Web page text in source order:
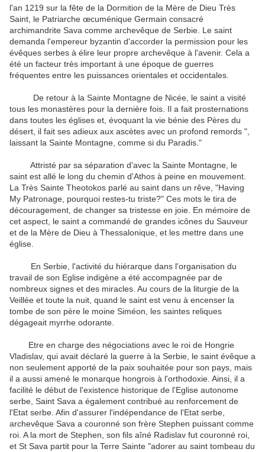
l'an 1219 sur la fête de la Dormition de la Mère de Dieu Très
Saint, le Patriarche œcuménique Germain consacré
archimandrite Sava comme archevêque de Serbie. Le saint
demanda l'empereur byzantin d'accorder la permission pour les
évêques serbes à élire leur propre archevêque à l'avenir. Cela a
été un facteur très important à une époque de guerres
fréquentes entre les puissances orientales et occidentales.
De retour à la Sainte Montagne de Nicée, le saint a visité
tous les monastères pour la dernière fois. Il a fait prosternations
dans toutes les églises et, évoquant la vie bénie des Pères du
désert, il fait ses adieux aux ascètes avec un profond remords ",
laissant la Sainte Montagne, comme si du Paradis."
Attristé par sa séparation d'avec la Sainte Montagne, le
saint est allé le long du chemin d'Athos à peine en mouvement.
La Très Sainte Theotokos parlé au saint dans un rêve, "Having
My Patronage, pourquoi restes-tu triste?" Ces mots le tira de
découragement, de changer sa tristesse en joie. En mémoire de
cet aspect, le saint a commandé de grandes icônes du Sauveur
et de la Mère de Dieu à Thessalonique, et les mettre dans une
église.
En Serbie, l'activité du hiérarque dans l'organisation du
travail de son Eglise indigène a été accompagnée par de
nombreux signes et des miracles. Au cours de la liturgie de la
Veillée et toute la nuit, quand le saint est venu à encenser la
tombe de son père le moine Siméon, les saintes reliques
dégageait myrrhe odorante.
Etre en charge des négociations avec le roi de Hongrie
Vladislav, qui avait déclaré la guerre à la Serbie, le saint évêque a
non seulement apporté de la paix souhaitée pour son pays, mais
il a aussi amené le monarque hongrois à l'orthodoxie. Ainsi, il a
facilité le début de l'existence historique de l'Eglise autonome
serbe, Saint Sava a également contribué au renforcement de
l'Etat serbe. Afin d'assurer l'indépendance de l'Etat serbe,
archevêque Sava a couronné son frère Stephen puissant comme
roi. A la mort de Stephen, son fils aîné Radislav fut couronné roi,
et St Sava partit pour la Terre Sainte "adorer au saint tombeau du